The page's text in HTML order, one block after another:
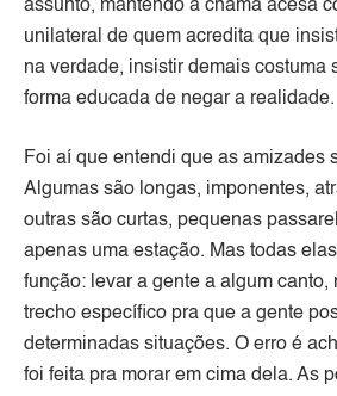
assunto, mantendo a chama acesa
unilateral de quem acredita que
na verdade, insistir demais costuma
forma educada de negar a realidade.
Foi aí que entendi que as amizades
Algumas são longas, imponentes,
outras são curtas, pequenas
apenas uma estação. Mas todas
função: levar a gente a algum canto,
trecho específico pra que a gente
determinadas situações. O erro é
foi feita pra morar em cima dela. As